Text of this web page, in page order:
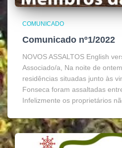
COMUNICADO
Comunicado nº1/2022
NOVOS ASSALTOS English
Associado/a, Na noite de
residências situadas junto às
Fonseca foram assaltadas
Infelizmente os proprietários